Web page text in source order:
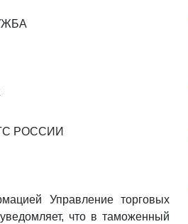
РОССИИ
Управление торговых
что в таможенный